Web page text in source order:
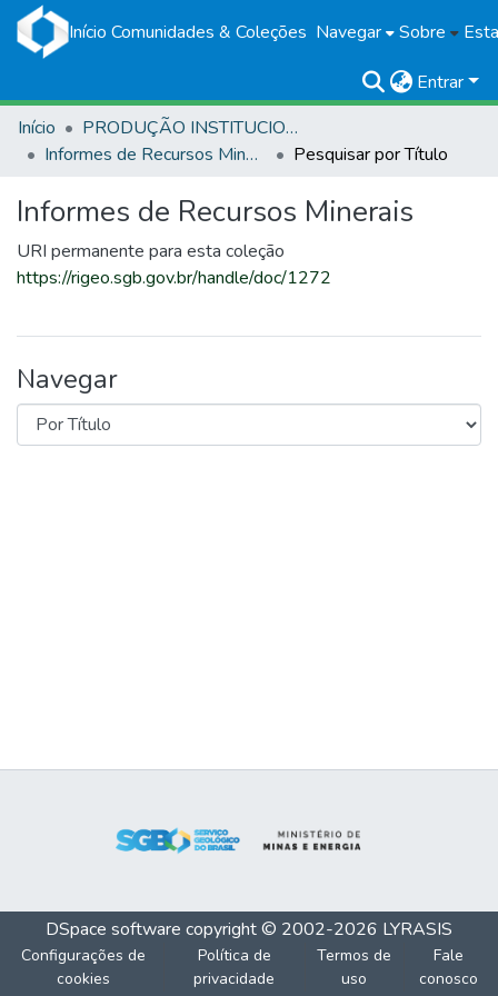
Início Comunidades & Coleções Navegar Sobre
Entrar
Início
PRODUÇÃO INSTITUCIONAL
Informes de Recursos Minerais
Pesquisar por Título
Informes de Recursos Minerais
URI permanente para esta coleção
https://rigeo.sgb.gov.br/handle/doc/1272
Navegar
DSpace software copyright © 2002-2026 LYRASIS
Configurações de
cookies
Política de
privacidade
Termos de
uso
Fale
conosco